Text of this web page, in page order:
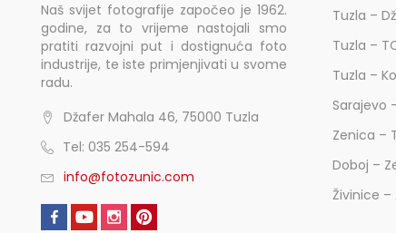
Naš svijet fotografije započeo je 1962.
godine, za to vrijeme nastojali smo
pratiti razvojni put i dostignuća foto
industrije, te iste primjenjivati u svome
radu.
Džafer Mahala 46, 75000 Tuzla
Tel: 035 254-594
info@fotozunic.com
Tuzla –
Tuzla –
Tuzla –
Sarajevo
Zenica –
Doboj –
Živinice –